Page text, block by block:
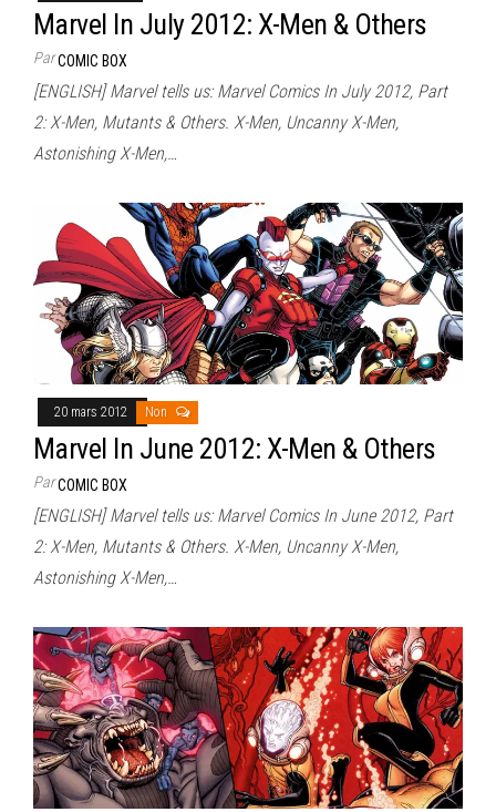
Marvel In July 2012: X-Men & Others
ParCOMIC BOX
[ENGLISH] Marvel tells us: Marvel Comics In July 2012, Part
2: X-Men, Mutants & Others. X-Men, Uncanny X-Men,
Astonishing X-Men,…
20 mars 2012 Non
Marvel In June 2012: X-Men & Others
ParCOMIC BOX
[ENGLISH] Marvel tells us: Marvel Comics In June 2012, Part
2: X-Men, Mutants & Others. X-Men, Uncanny X-Men,
Astonishing X-Men,…